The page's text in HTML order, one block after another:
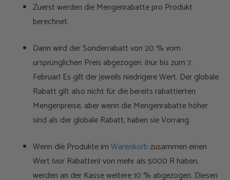
Zuerst werden die Mengenrabatte pro Produkt
berechnet.
Dann wird der Sonderrabatt von 20 % vom
ursprünglichen Preis abgezogen. (nur bis zum 7.
Februar) Es gilt der jeweils niedrigere Wert. Der globale
Rabatt gilt also nicht für die bereits rabattierten
Mengenpreise, aber wenn die Mengenrabatte höher
sind als der globale Rabatt, haben sie Vorrang.
Wenn die Produkte imWarenkorbzusammen einen
Wert (vor Rabatten) von mehr als 5000 R haben,
werden an der Kasse weitere 10 % abgezogen. Diesen